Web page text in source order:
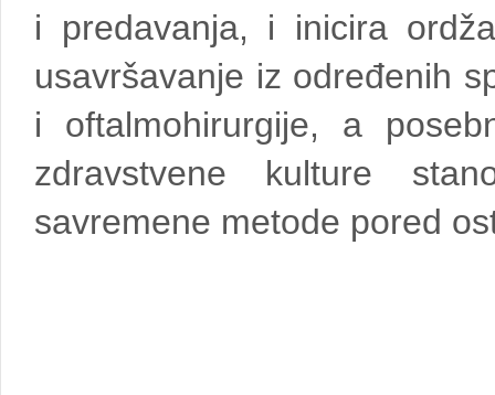
i predavanja, i inicira
usavršavanje iz određenih
i oftalmohirurgije, a
zdravstvene kulture
savremene metode pored